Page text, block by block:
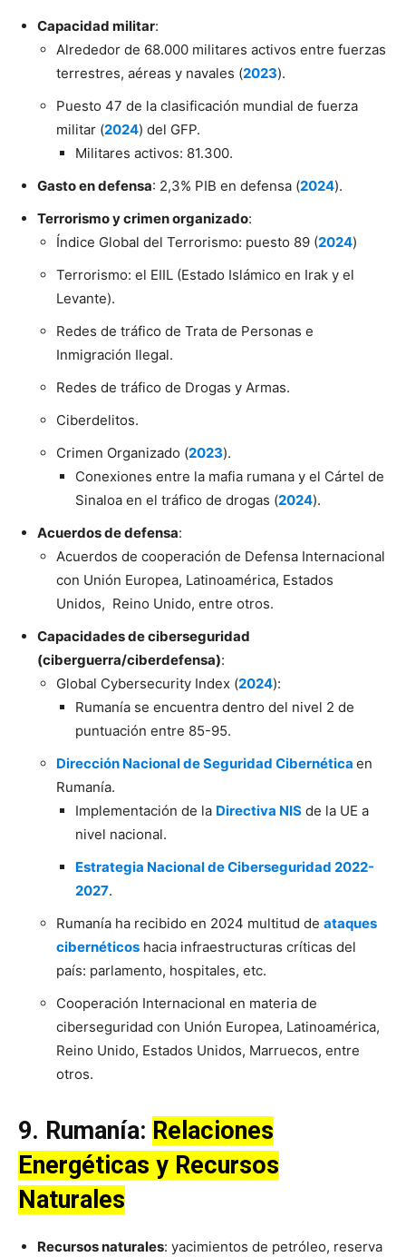
Capacidad militar:
Alrededor de 68.000 militares activos entre fuerzas
terrestres, aéreas y navales (2023).
Puesto 47 de la clasificación mundial de fuerza
militar (2024) del GFP.
Militares activos: 81.300.
Gasto en defensa: 2,3% PIB en defensa (2024).
Terrorismo y crimen organizado:
Índice Global del Terrorismo: puesto 89 (2024)
Terrorismo: el EIIL (Estado Islámico en Irak y el
Levante).
Redes de tráfico de Trata de Personas e
Inmigración Ilegal.
Redes de tráfico de Drogas y Armas.
Ciberdelitos.
Crimen Organizado (2023).
Conexiones entre la mafia rumana y el Cártel de
Sinaloa en el tráfico de drogas (2024).
Acuerdos de defensa:
Acuerdos de cooperación de Defensa Internacional
con Unión Europea, Latinoamérica, Estados
Unidos, Reino Unido, entre otros.
Capacidades de ciberseguridad
(ciberguerra/ciberdefensa):
Global Cybersecurity Index (2024):
Rumanía se encuentra dentro del nivel 2 de
puntuación entre 85-95.
Dirección Nacional de Seguridad Cibernética en
Rumanía.
Implementación de la Directiva NIS de la UE a
nivel nacional.
Estrategia Nacional de Ciberseguridad 2022-
2027.
Rumanía ha recibido en 2024 multitud de ataques
cibernéticos hacia infraestructuras críticas del
país: parlamento, hospitales, etc.
Cooperación Internacional en materia de
ciberseguridad con Unión Europea, Latinoamérica,
Reino Unido, Estados Unidos, Marruecos, entre
otros.
9. Rumanía: Relaciones
Energéticas y Recursos
Naturales
Recursos naturales: yacimientos de petróleo, reserva